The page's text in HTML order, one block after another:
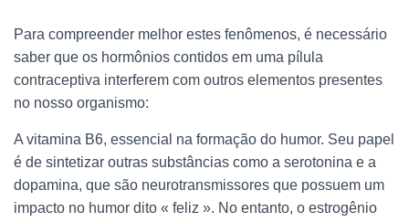
Para compreender melhor estes fenômenos, é necessário
saber que os hormônios contidos em uma pílula
contraceptiva interferem com outros elementos presentes
no nosso organismo:
A vitamina B6, essencial na formação do humor. Seu papel
é de sintetizar outras substâncias como a serotonina e a
dopamina, que são neurotransmissores que possuem um
impacto no humor dito « feliz ». No entanto, o estrogênio